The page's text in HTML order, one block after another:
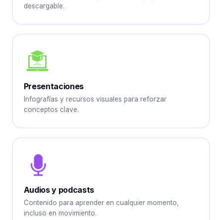
descargable.
Presentaciones
Infografías y recursos visuales para reforzar
conceptos clave.
Audios y podcasts
Contenido para aprender en cualquier momento,
incluso en movimiento.